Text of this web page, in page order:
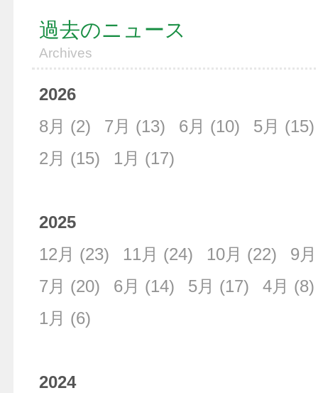
過去のニュース
Archives
2026
8月 (2) 7月 (13) 6月 (10) 5月 (15)
2月 (15) 1月 (17)
2025
12月 (23) 11月 (24) 10月 (22) 9月
7月 (20) 6月 (14) 5月 (17) 4月 (8)
1月 (6)
2024